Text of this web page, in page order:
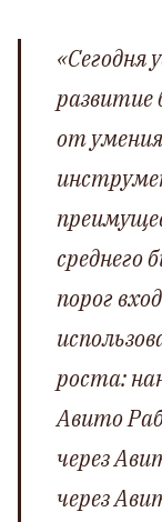
«Сегодня
развитие
от
среднего
порог
роста:
Авито
через
через